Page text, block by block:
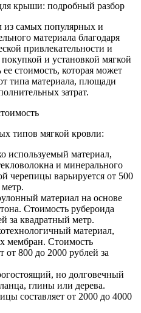
стоит
для
крыши
цена
крыши: подробный разбор
из самых популярных и
материала благодаря
привлекательности и
и установкой мягкой
стоимость, которая может
типа материала, площади
затрат.
типов мягкой кровли:
материал,
и минерального
черепицы варьируется от 500
материал на основе
Стоимость рубероида
за квадратный метр.
материал,
мембран. Стоимость
от 800 до 2000 рублей за
но долговечный
глины или дерева.
составляет от 2000 до 4000